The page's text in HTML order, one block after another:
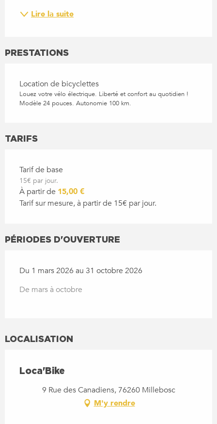
Lire la suite
PRESTATIONS
Location de bicyclettes
Louez votre vélo électrique. Liberté et confort au quotidien !
Modèle 24 pouces. Autonomie 100 km.
TARIFS
Tarif de base
15€ par jour.
À partir de 15,00 €
Tarif sur mesure, à partir de 15€ par jour.
PÉRIODES D'OUVERTURE
Du 1 mars 2026 au 31 octobre 2026
De mars à octobre
LOCALISATION
Loca'Bike
9 Rue des Canadiens, 76260 Millebosc
M'y rendre